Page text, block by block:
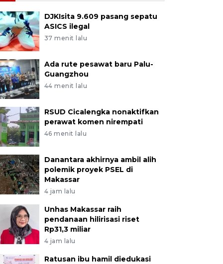
DJKIsita 9.609 pasang sepatu
ASICS ilegal
37 menit lalu
Ada rute pesawat baru Palu-
Guangzhou
44 menit lalu
RSUD Cicalengka nonaktifkan
perawat komen nirempati
46 menit lalu
Danantara akhirnya ambil alih
polemik proyek PSEL di
Makassar
4 jam lalu
Unhas Makassar raih
pendanaan hilirisasi riset
Rp31,3 miliar
4 jam lalu
Ratusan ibu hamil diedukasi